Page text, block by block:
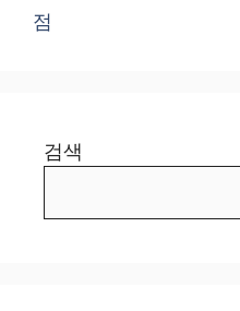
점
검색